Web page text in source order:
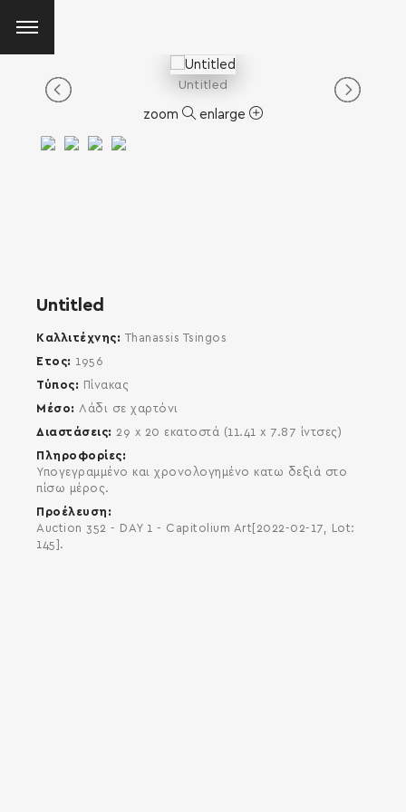
Untitled
zoom enlarge
Untitled
Καλλιτέχνης
Thanassis Tsingos
Έτος
1956
Τύπος
Πίνακας
Μέσο
Λάδι σε χαρτόνι
Διαστάσεις
29 x 20 εκατοστά (11.41 x 7.87 ίντσες)
Πληροφορίες
Υπογεγραμμένο και χρονολογημένο κατω δεξιά στο
πίσω μέρος.
Προέλευση
Auction 352 - DAY 1 - Capitolium Art[2022-02-17, Lot:
145].